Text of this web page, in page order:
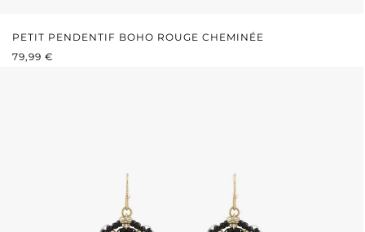
PETIT PENDENTIF BOHO ROUGE CHEMINÉE
PRIX RÉGULIER :
79,99 €